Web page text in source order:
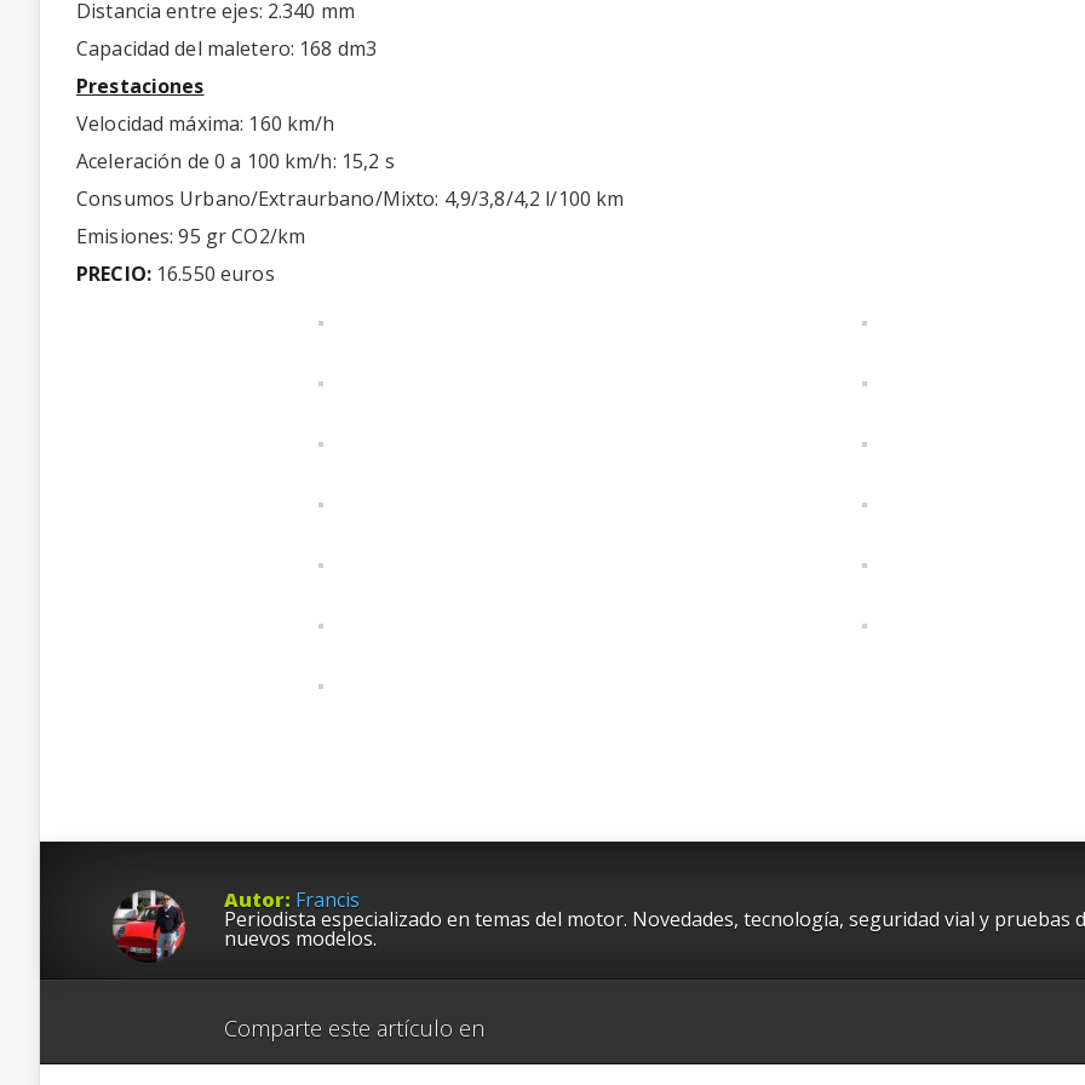
Distancia entre ejes: 2.340 mm
Capacidad del maletero: 168 dm3
Prestaciones
Velocidad máxima: 160 km/h
Aceleración de 0 a 100 km/h: 15,2 s
Consumos Urbano/Extraurbano/Mixto: 4,9/3,8/4,2 l/100 km
Emisiones: 95 gr CO2/km
PRECIO: 16.550 euros
Autor: Francis
Periodista especializado en temas del motor. Novedades, tecnología, seguridad vial y pruebas
nuevos modelos.
Comparte este artículo en